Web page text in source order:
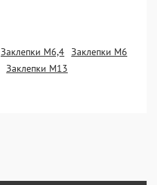
Заклепки М6,4 Заклепки М6
Заклепки М13